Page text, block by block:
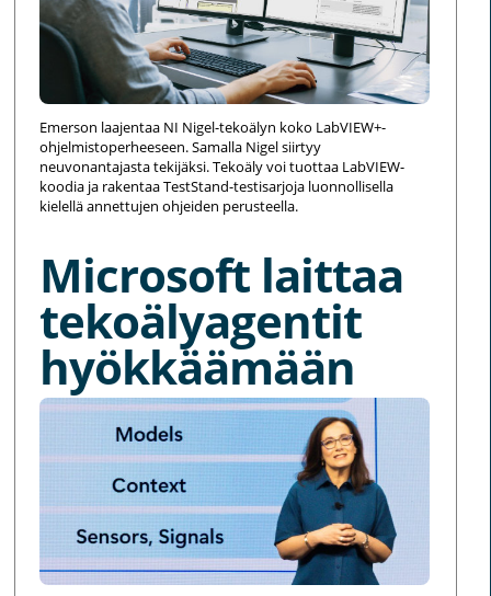
Emerson laajentaa NI Nigel-tekoälyn koko LabVIEW+-
ohjelmistoperheeseen. Samalla Nigel siirtyy
neuvonantajasta tekijäksi. Tekoäly voi tuottaa LabVIEW-
koodia ja rakentaa TestStand-testisarjoja luonnollisella
kielellä annettujen ohjeiden perusteella.
Microsoft laittaa
tekoälyagentit
hyökkäämään